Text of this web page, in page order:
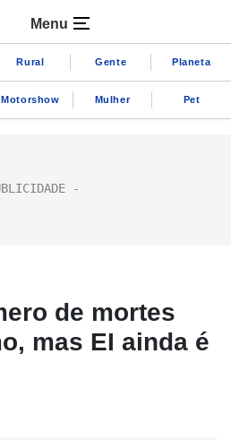
Menu
Rural Gente Planeta
Motorshow Mulher Pet
de mortes
mas EI ainda é